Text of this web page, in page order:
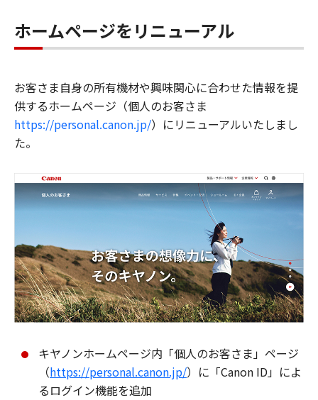
ホームページをリニューアル
お客さま自身の所有機材や興味関心に合わせた情報を提
供するホームページ（個人のお客さま
https://personal.canon.jp/）にリニューアルいたしまし
た。
キヤノンホームページ内「個人のお客さま」ページ
（https://personal.canon.jp/）に「Canon ID」によ
るログイン機能を追加